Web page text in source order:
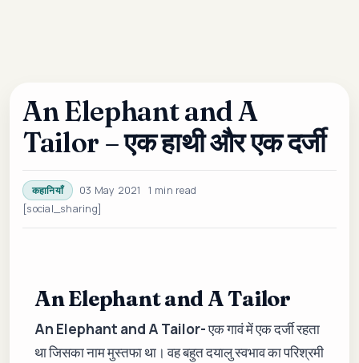
An Elephant and A
Tailor – एक हाथी और एक दर्जी
कहानियाँ 03 May 2021
1 min read
[social_sharing]
An Elephant and A Tailor
An Elephant and A Tailor-एक गावं में एक दर्जी रहता
था जिसका नाम मुस्तफा था। वह बहुत दयालु स्वभाव का परिश्रमी